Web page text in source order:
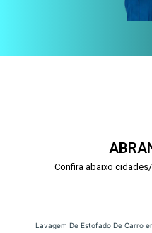
Confira abaixo
Lavagem De Estofado De Carro